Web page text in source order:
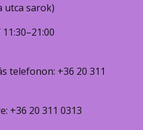
utca sarok)
11:30–21:00
telefonon: +36 20 311
+36 20 311 0313